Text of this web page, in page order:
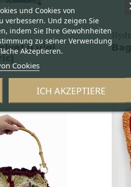
(Luigi
und Cookies von
verbessern. Und zeigen Sie
indem Sie Ihre Gewohnheiten
zu seiner Verwendung
Akzeptieren.
Cookies
ICH AKZEPTIERE